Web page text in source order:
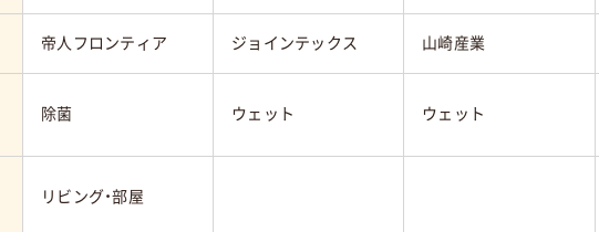
帝人フロンティア ジョインテックス 山崎産業
除菌 ウェット ウェット
リビング・部屋